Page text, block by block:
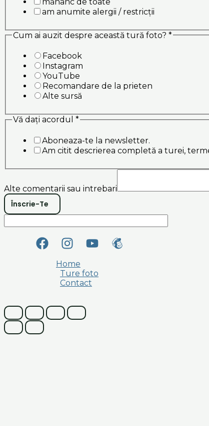
am anumite alergii / restricții
Cum ai auzit despre această tură foto? *
Facebook
Instagram
YouTube
Recomandare de la prieten
Alte sursă
Vă dați acordul *
Aboneaza-te la newsletter.
Am citit descrierea completă a turei,
Alte comentarii sau intrebari
Înscrie-Te
Home
Ture foto
Contact